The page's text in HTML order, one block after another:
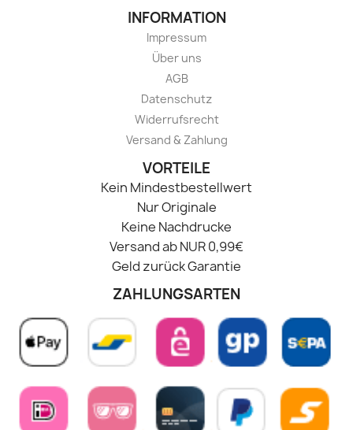
INFORMATION
Impressum
Über uns
AGB
Datenschutz
Widerrufsrecht
Versand & Zahlung
VORTEILE
Kein Mindestbestellwert
Nur Originale
Keine Nachdrucke
Versand ab NUR 0,99€
Geld zurück Garantie
ZAHLUNGSARTEN